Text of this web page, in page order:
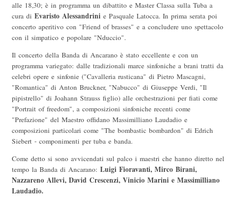
alle 18,30; è in programma un dibattito e Master Classa sulla Tuba a
cura di Evaristo Alessandrini e Pasquale Latocca. In prima serata poi
concerto aperitivo con "Friend of brasses" e a concludere uno spettacolo
con il simpatico e popolare "Nduccio".
Il concerto della Banda di Ancarano è stato eccellente e con un
programma variegato: dalle tradizionali marce sinfoniche a brani tratti da
celebri opere e sinfonie ("Cavalleria rusticana" di Pietro Mascagni,
"Romantica" di Anton Bruckner, "Nabucco" di Giuseppe Verdi, "Il
pipistrello" di Joahann Strauss figlio) alle orchestrazioni per fiati come
"Portrait of freedom", a composizioni sinfoniche recenti come
"Prefazione" del Maestro offidano Massimilliano Laudadio e
composizioni particolari come "The bombastic bombardon" di Edrich
Siebert - componimenti per tuba e banda.
Come detto si sono avvicendati sul palco i maestri che hanno diretto nel
tempo la Banda di Ancarano: Luigi Fioravanti, Mirco Birani,
Nazzareno Allevi, David Crescenzi, Vinicio Marini e Massimilliano
Laudadio.